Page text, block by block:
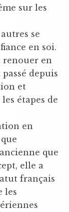
sur les
se
en soi.
renouer en
depuis
et
étapes de
en
que
elle a
français
les